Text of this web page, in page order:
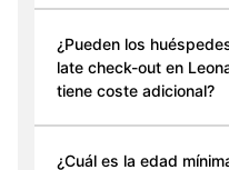
¿Pueden los
late check-out en
tiene coste adicional?
¿Cuál es la edad